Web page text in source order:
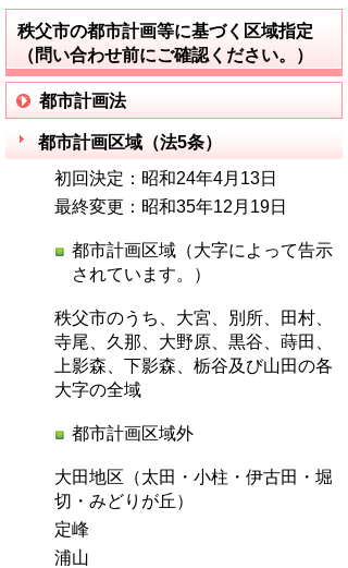
秩父市の都市計画等に基づく区域指定
（問い合わせ前にご確認ください。）
都市計画法
都市計画区域（法5条）
初回決定：昭和24年4月13日
最終変更：昭和35年12月19日
都市計画区域（大字によって告示
されています。）
秩父市のうち、大宮、別所、田村、
寺尾、久那、大野原、黒谷、蒔田、
上影森、下影森、栃谷及び山田の各
大字の全域
都市計画区域外
大田地区（太田・小柱・伊古田・堀
切・みどりが丘）
定峰
浦山